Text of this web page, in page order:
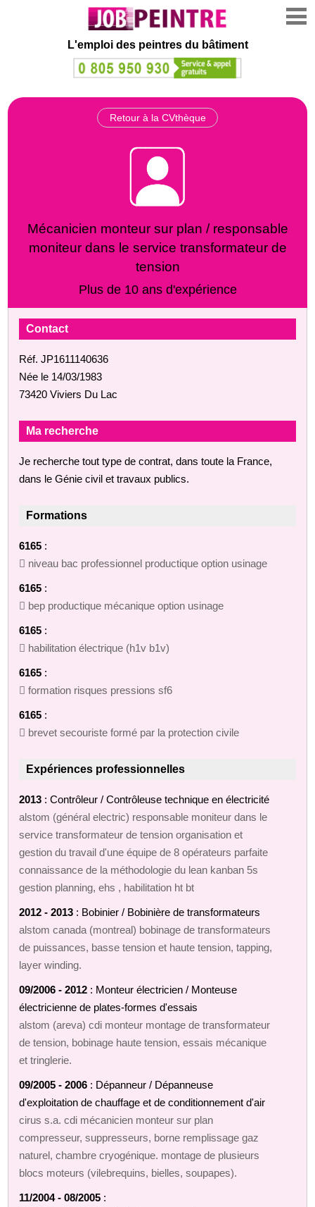
L'emploi des peintres du bâtiment
Retour à la CVthèque
Mécanicien monteur sur plan / responsable
moniteur dans le service transformateur de
tension
Plus de 10 ans d'expérience
Contact
Réf. JP1611140636
Née le 14/03/1983
73420 Viviers Du Lac
Ma recherche
Je recherche tout type de contrat, dans toute la France,
dans le Génie civil et travaux publics.
Formations
6165 :
 niveau bac professionnel productique option usinage
6165 :
 bep productique mécanique option usinage
6165 :
 habilitation électrique (h1v b1v)
6165 :
 formation risques pressions sf6
6165 :
 brevet secouriste formé par la protection civile
Expériences professionnelles
2013 : Contrôleur / Contrôleuse technique en électricité
alstom (général electric) responsable moniteur dans le
service transformateur de tension organisation et
gestion du travail d'une équipe de 8 opérateurs parfaite
connaissance de la méthodologie du lean kanban 5s
gestion planning, ehs , habilitation ht bt
2012 - 2013 : Bobinier / Bobinière de transformateurs
alstom canada (montreal) bobinage de transformateurs
de puissances, basse tension et haute tension, tapping,
layer winding.
09/2006 - 2012 : Monteur électricien / Monteuse
électricienne de plates-formes d'essais
alstom (areva) cdi monteur montage de transformateur
de tension, bobinage haute tension, essais mécanique
et tringlerie.
09/2005 - 2006 : Dépanneur / Dépanneuse
d'exploitation de chauffage et de conditionnement d'air
cirus s.a. cdi mécanicien monteur sur plan
compresseur, suppresseurs, borne remplissage gaz
naturel, chambre cryogénique. montage de plusieurs
blocs moteurs (vilebrequins, bielles, soupapes).
11/2004 - 08/2005 :